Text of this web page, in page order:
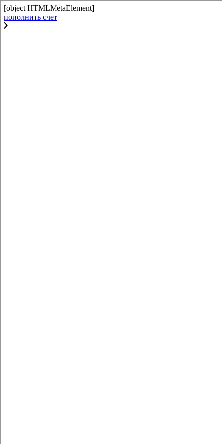
[object HTMLMetaElement]
пополнить счет